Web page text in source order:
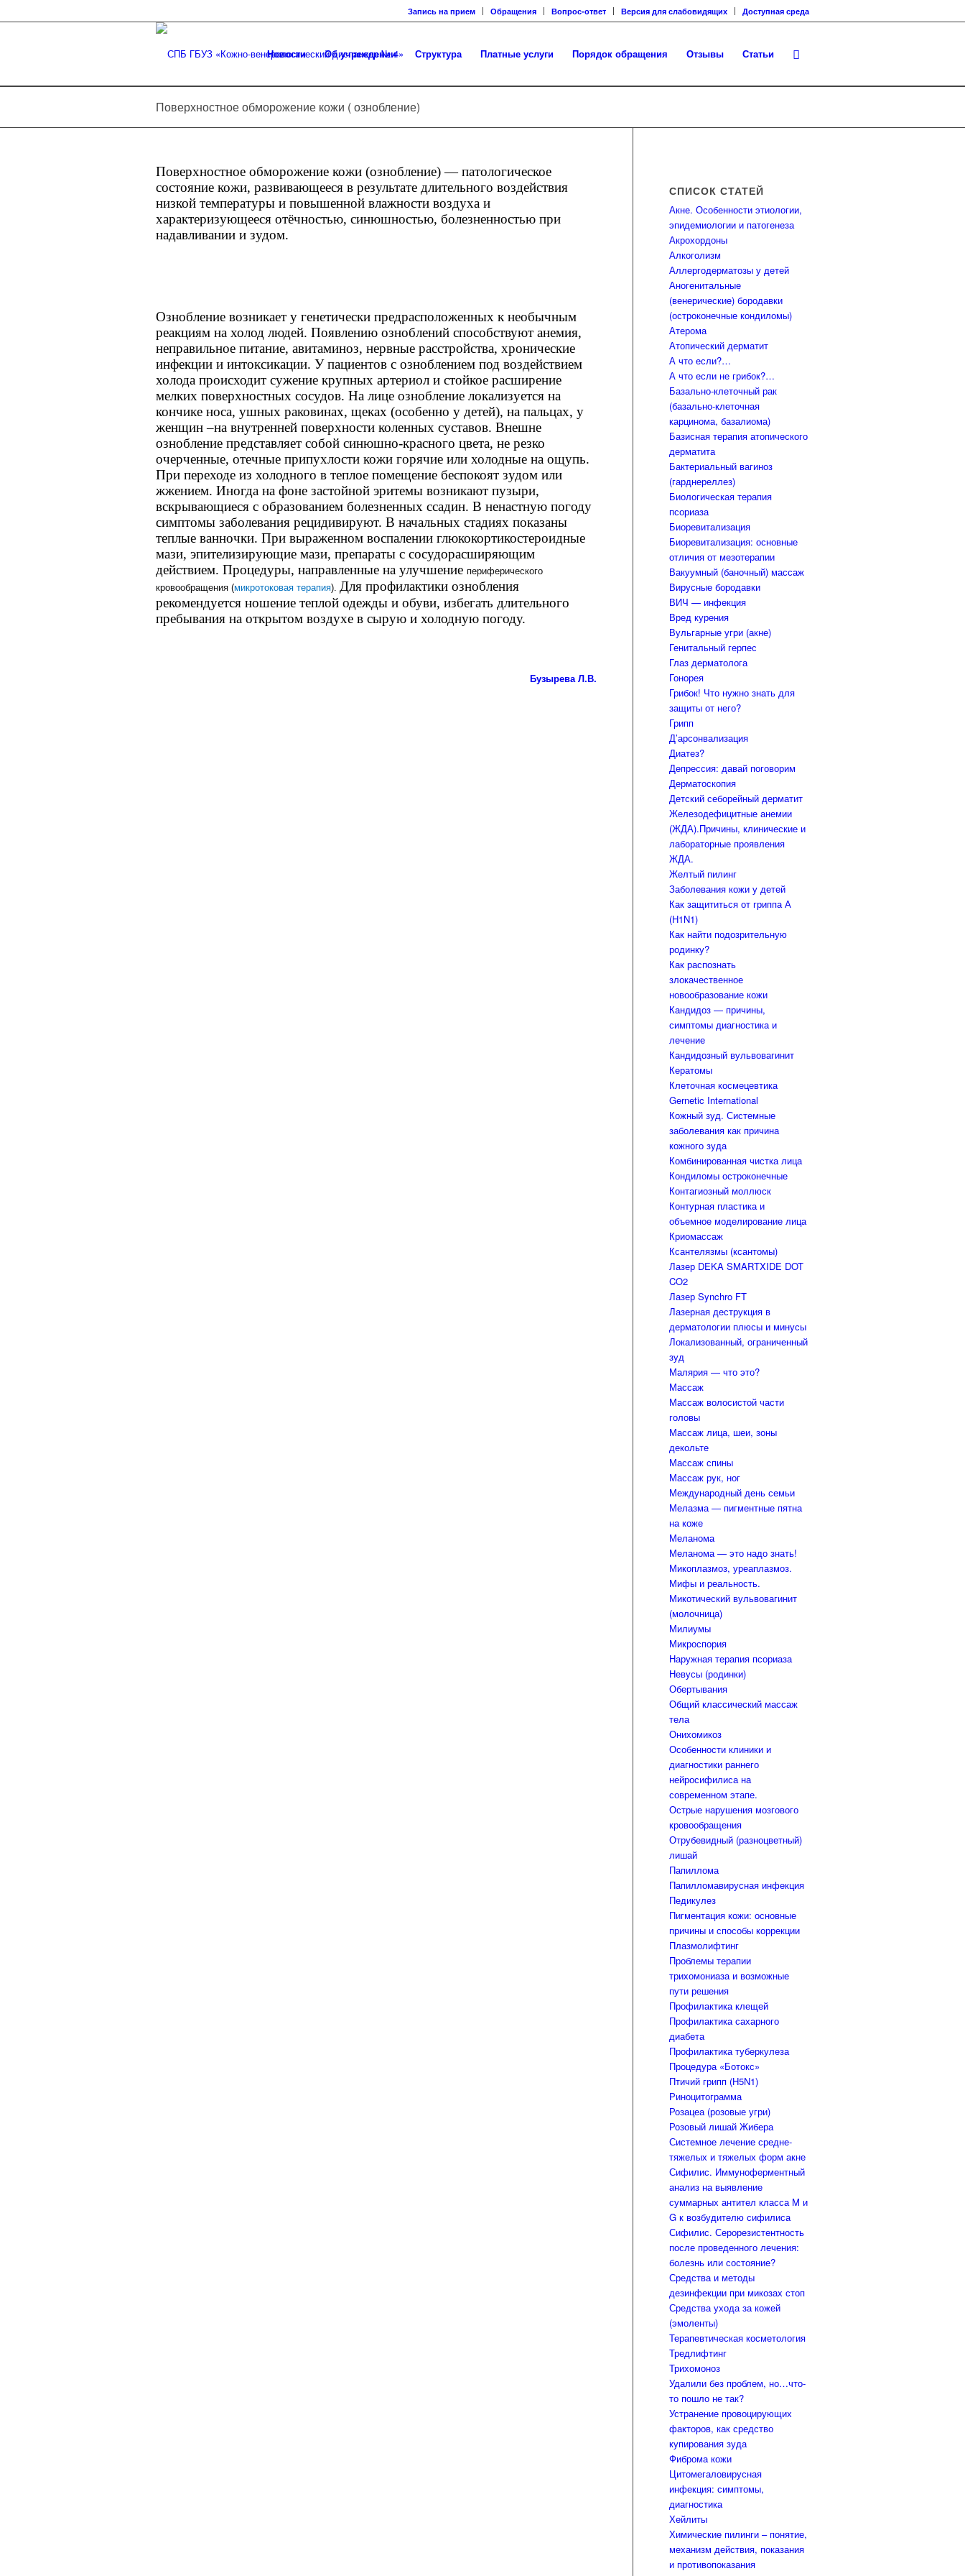
Запись на прием Обращения Вопрос-ответ Версия для слабовидящих Доступная среда
Новости Об учреждении Структура Платные услуги Порядок обращения Отзывы Статьи
Поверхностное обморожение кожи ( ознобление)
Поверхностное обморожение кожи (ознобление) — патологическое
состояние кожи, развивающееся в результате длительного воздействия
низкой температуры и повышенной влажности воздуха и
характеризующееся отёчностью, синюшностью, болезненностью при
надавливании и зудом.
Ознобление возникает у генетически предрасположенных к необычным
реакциям на холод людей. Появлению озноблений способствуют анемия,
неправильное питание, авитаминоз, нервные расстройства, хронические
инфекции и интоксикации. У пациентов с озноблением под воздействием
холода происходит сужение крупных артериол и стойкое расширение
мелких поверхностных сосудов. На лице ознобление локализуется на
кончике носа, ушных раковинах, щеках (особенно у детей), на пальцах, у
женщин –на внутренней поверхности коленных суставов. Внешне
ознобление представляет собой синюшно-красного цвета, не резко
очерченные, отечные припухлости кожи горячие или холодные на ощупь.
При переходе из холодного в теплое помещение беспокоят зудом или
жжением. Иногда на фоне застойной эритемы возникают пузыри,
вскрывающиеся с образованием болезненных ссадин. В ненастную погоду
симптомы заболевания рецидивируют. В начальных стадиях показаны
теплые ванночки. При выраженном воспалении глюкокортикостероидные
мази, эпителизирующие мази, препараты с сосудорасширяющим
действием. Процедуры, направленные на улучшение периферического
кровообращения (микротоковая терапия).
Для профилактики ознобления
рекомендуется ношение теплой одежды и обуви, избегать длительного
пребывания на открытом воздухе в сырую и холодную погоду.
Бузырева Л.В.
СПИСОК СТАТЕЙ
Акне. Особенности этиологии,
эпидемиологии и патогенеза
Акрохордоны
Алкоголизм
Аллергодерматозы у детей
Аногенитальные
(венерические) бородавки
(остроконечные кондиломы)
Атерома
Атопический дерматит
А что если?…
А что если не грибок?…
Базально-клеточный рак
(базально-клеточная
карцинома, базалиома)
Базисная терапия атопического
дерматита
Бактериальный вагиноз
(гарднереллез)
Биологическая терапия
псориаза
Биоревитализация
Биоревитализация: основные
отличия от мезотерапии
Вакуумный (баночный) массаж
Вирусные бородавки
ВИЧ — инфекция
Вред курения
Вульгарные угри (акне)
Генитальный герпес
Глаз дерматолога
Гонорея
Грибок! Что нужно знать для
защиты от него?
Грипп
Д’арсонвализация
Диатез?
Депрессия: давай поговорим
Дерматоскопия
Детский себорейный дерматит
Железодефицитные анемии
(ЖДА).Причины, клинические и
лабораторные проявления
ЖДА.
Желтый пилинг
Заболевания кожи у детей
Как защититься от гриппа А
(H1N1)
Как найти подозрительную
родинку?
Как распознать
злокачественное
новообразование кожи
Кандидоз — причины,
симптомы диагностика и
лечение
Кандидозный вульвовагинит
Кератомы
Клеточная космецевтика
Gernetic International
Кожный зуд. Системные
заболевания как причина
кожного зуда
Комбинированная чистка лица
Кондиломы остроконечные
Контагиозный моллюск
Контурная пластика и
объемное моделирование лица
Криомассаж
Ксантелязмы (ксантомы)
Лазер DEKA SMARTXIDE DOT
CO2
Лазер Synchro FT
Лазерная деструкция в
дерматологии плюсы и минусы
Локализованный, ограниченный
зуд
Малярия — что это?
Массаж
Массаж волосистой части
головы
Массаж лица, шеи, зоны
декольте
Массаж спины
Массаж рук, ног
Международный день семьи
Мелазма — пигментные пятна
на коже
Меланома
Меланома — это надо знать!
Микоплазмоз, уреаплазмоз.
Мифы и реальность.
Микотический вульвовагинит
(молочница)
Милиумы
Микроспория
Наружная терапия псориаза
Невусы (родинки)
Обертывания
Общий классический массаж
тела
Онихомикоз
Особенности клиники и
диагностики раннего
нейросифилиса на
современном этапе.
Острые нарушения мозгового
кровообращения
Отрубевидный (разноцветный)
лишай
Папиллома
Папилломавирусная инфекция
Педикулез
Пигментация кожи: основные
причины и способы коррекции
Плазмолифтинг
Проблемы терапии
трихомониаза и возможные
пути решения
Профилактика клещей
Профилактика сахарного
диабета
Профилактика туберкулеза
Процедура «Ботокс»
Птичий грипп (H5N1)
Риноцитограмма
Розацеа (розовые угри)
Розовый лишай Жибера
Системное лечение средне-
тяжелых и тяжелых форм акне
Сифилис. Иммуноферментный
анализ на выявление
суммарных антител класса M и
G к возбудителю сифилиса
Сифилис. Серорезистентность
после проведенного лечения:
болезнь или состояние?
Средства и методы
дезинфекции при микозах стоп
Средства ухода за кожей
(эмоленты)
Терапевтическая косметология
Тредлифтинг
Трихомоноз
Удалили без проблем, но…что-
то пошло не так?
Устранение провоцирующих
факторов, как средство
купирования зуда
Фиброма кожи
Цитомегаловирусная
инфекция: симптомы,
диагностика
Хейлиты
Химические пилинги – понятие,
механизм действия, показания
и противопоказания